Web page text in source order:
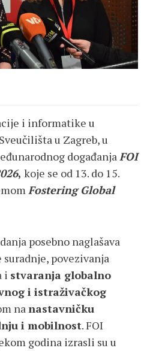
i informatike u
u Zagreb, u
događanjaFOI
, koje se od 13. do 15.
Fostering Global
posebno naglašava
povezivanja
i stvaranja globalno
i istraživačkog
nanastavničku
i mobilnost. FOI
godina izrasli su u